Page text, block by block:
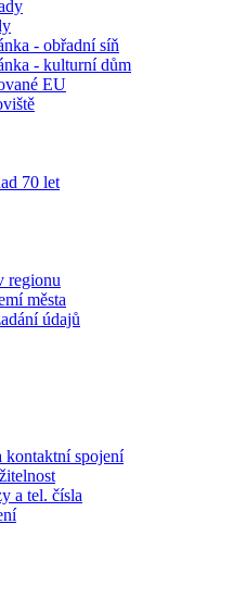
- obřadní síň
- kulturní dům
EU
70 let
regionu
města
údajů
kontaktní spojení
a tel. čísla